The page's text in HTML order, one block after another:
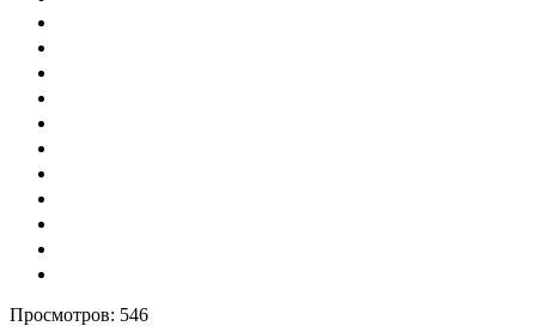
Просмотров: 546